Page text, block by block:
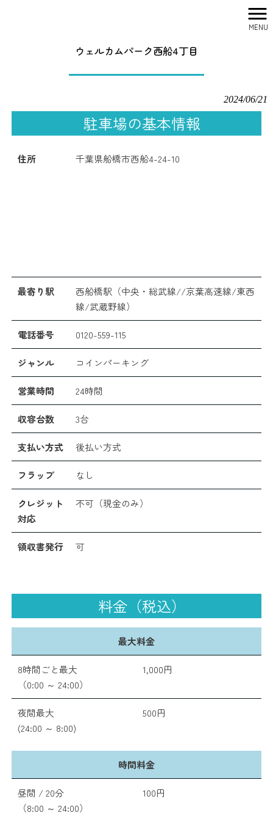
MENU
ウェルカムパーク西船4丁目
ウェルカムパーク西船4丁目
2024/06/21
駐車場の基本情報
住所 千葉県船橋市西船4-24-10
最寄り駅
西船橋駅（中央・総武線//京葉高速線/東西
線/武蔵野線）
電話番号 0120-559-115
ジャンル コインパーキング
営業時間 24時間
収容台数 3台
支払い方式 後払い方式
フラップ なし
クレジット
対応
不可（現金のみ）
領収書発行 可
料金（税込）
最大料金
8時間ごと最大
（0:00 ～ 24:00）
1,000円
夜間最大
(24:00 ～ 8:00)
500円
時間料金
昼間 / 20分
（8:00 ～ 24:00）
100円